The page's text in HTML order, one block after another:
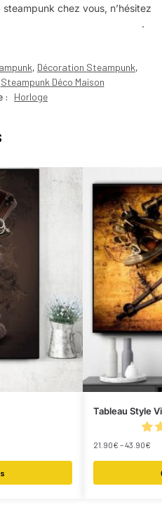
chez vous, n’hésitez
.
, Décoration Steampunk,
Steampunk Déco Maison
:
Horloge
Tableau Style
21.90€ –43.90€